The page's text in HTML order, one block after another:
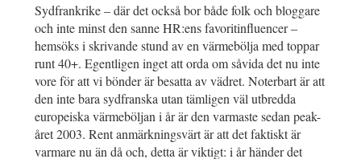
Sydfrankrike – där det också bor både folk och bloggare
och inte minst den sanne HR:ens favoritinfluencer –
hemsöks i skrivande stund av en värmebölja med toppar
runt 40+. Egentligen inget att orda om såvida det nu inte
vore för att vi bönder är besatta av vädret. Noterbart är att
den inte bara sydfranska utan tämligen väl utbredda
europeiska värmeböljan i år är den varmaste sedan peak-
året 2003. Rent anmärkningsvärt är att det faktiskt är
varmare nu än då och, detta är viktigt: i år händer det